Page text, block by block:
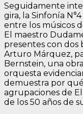
Seguidamente
gira, la Sinfonía
entre los músicos
El maestro
presentes con dos
Arturo Márquez,
Bernstein, una
orquesta
demuestra por
agrupaciones de
de los 50 años de